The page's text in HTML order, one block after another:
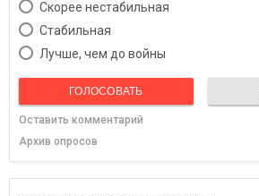
Скорее нестабильная
Cтабильная
Лучше, чем до войны
ГОЛОСОВАТЬ
Оставить комментарий
Архив опросов